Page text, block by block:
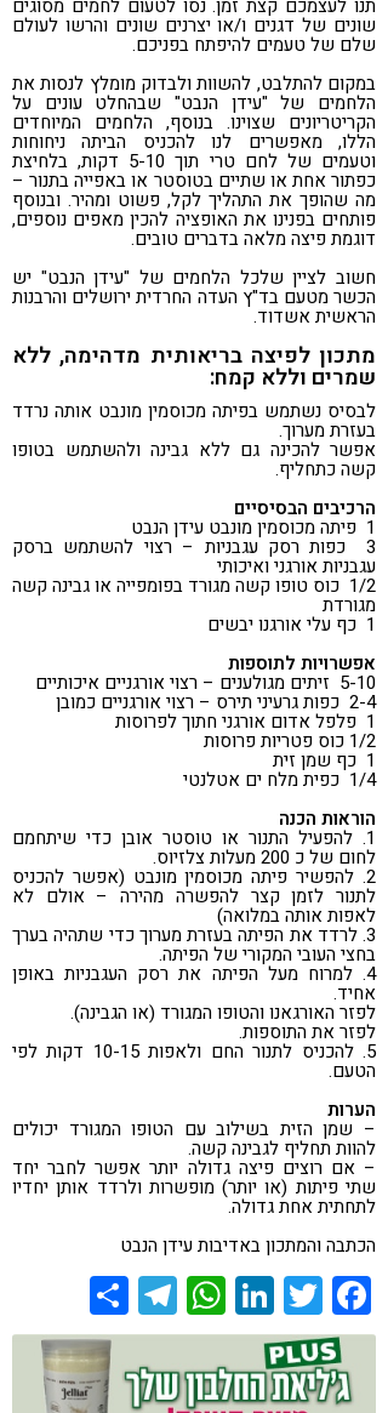
תנו לעצמכם קצת זמן. נסו לטעום לחמים מסוגים
שונים של דגנים ו/או יצרנים שונים והרשו לעולם
שלם של טעמים להיפתח בפניכם.
במקום להתלבט, להשוות ולבדוק מומלץ לנסות את
הלחמים של "עידן הנבט" שבהחלט עונים על
הקריטריונים שצוינו. בנוסף, הלחמים המיוחדים
הללו, מאפשרים לנו להכניס הביתה ניחוחות
וטעמים של לחם טרי תוך 5-10 דקות, בלחיצת
כפתור אחת או שתיים בטוסטר או באפייה בתנור –
מה שהופך את התהליך לקל, פשוט ומהיר. ובנוסף
פותחים בפנינו את האופציה להכין מאפים נוספים,
דוגמת פיצה מלאה בדברים טובים.
חשוב לציין שלכל הלחמים של "עידן הנבט" יש
הכשר מטעם בד"ץ העדה החרדית ירושלים והרבנות
הראשית אשדוד.
מתכון לפיצה בריאותית מדהימה, ללא
שמרים וללא קמח:
לבסיס נשתמש בפיתה מכוסמין מונבט אותה נרדד
בעזרת מערוך.
אפשר להכינה גם ללא גבינה ולהשתמש בטופו
קשה כתחליף.
הרכיבים הבסיסיים
1 פיתה מכוסמין מונבט עידן הנבט
3 כפות רסק עגבניות – רצוי להשתמש ברסק
עגבניות אורגני ואיכותי
1/2 כוס טופו קשה מגורד בפומפייה או גבינה קשה
מגורדת
1 כף עלי אורגנו יבשים
אפשרויות לתוספות
5-10 זיתים מגולענים – רצוי אורגניים איכותיים
2-4 כפות גרעיני תירס – רצוי אורגניים כמובן
1 פלפל אדום אורגני חתוך לפרוסות
1/2 כוס פטריות פרוסות
1 כף שמן זית
1/4 כפית מלח ים אטלנטי
הוראות הכנה
1. להפעיל התנור או טוסטר אובן כדי שיתחמם
לחום של כ 200 מעלות צלזיוס.
2. להפשיר פיתה מכוסמין מונבט (אפשר להכניס
לתנור לזמן קצר להפשרה מהירה – אולם לא
לאפות אותה במלואה)
3. לרדד את הפיתה בעזרת מערוך כדי שתהיה בערך
בחצי העובי המקורי של הפיתה.
4. למרוח מעל הפיתה את רסק העגבניות באופן
אחיד.
לפזר האורגאנו והטופו המגורד (או הגבינה).
לפזר את התוספות.
5. להכניס לתנור החם ולאפות 10-15 דקות לפי
הטעם.
הערות
– שמן הזית בשילוב עם הטופו המגורד יכולים
להוות תחליף לגבינה קשה.
– אם רוצים פיצה גדולה יותר אפשר לחבר יחד
שתי פיתות (או יותר) מופשרות ולרדד אותן יחדיו
לתחתית אחת גדולה.
הכתבה והמתכון באדיבות עידן הנבט
Facebook
Twitter
LinkedIn
WhatsApp
Telegram